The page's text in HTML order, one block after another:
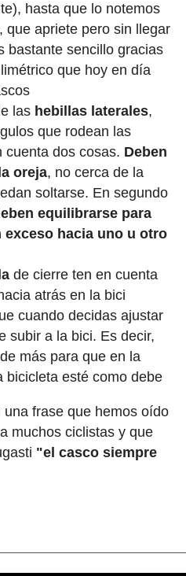
hasta que lo notemos
que apriete pero sin llegar
bastante sencillo gracias
que hoy en día
las hebillas laterales,
que rodean las
cuenta dos cosas. Deben
oreja, no cerca de la
soltarse. En segundo
equilibrarse para
hacia uno u otro
de cierre ten en cuenta
atrás en la bici
cuando decidas ajustar
subir a la bici. Es decir,
más para que en la
bicicleta esté como debe
frase que hemos oído
muchos ciclistas y que
"el casco siempre